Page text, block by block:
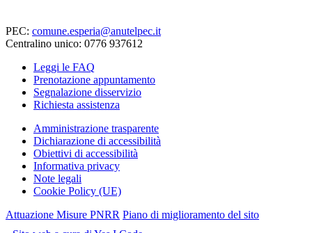
PEC: comune.esperia@anutelpec.it
Centralino unico: 0776 937612
Leggi le FAQ
Prenotazione appuntamento
Segnalazione disservizio
Richiesta assistenza
Amministrazione trasparente
Dichiarazione di accessibilità
Obiettivi di accessibilità
Informativa privacy
Note legali
Cookie Policy (UE)
Attuazione Misure PNRR Piano di miglioramento del sito